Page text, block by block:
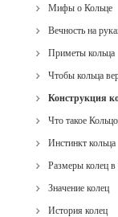
Мифы о Кольце
Вечность на
Приметы кольца
Чтобы кольца
Конструкция
Что такое Кольцо
Инстинкт кольца
Размеры колец
Значение колец
История колец